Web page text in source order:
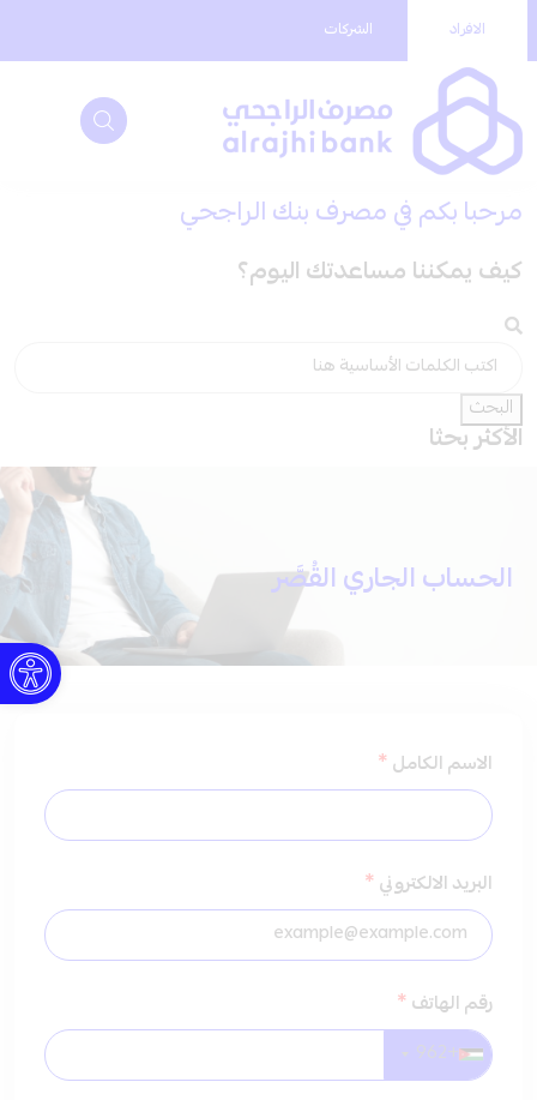
Open toolbar
الافراد الشركات
مرحبا بكم في مصرف بنك الراجحي
كيف يمكننا مساعدتك اليوم؟
البحث
الأكثر بحثا
الحساب الجاري القُصَّر
الاسم الكامل *
البريد الالكتروني *
رقم الهاتف *
+962